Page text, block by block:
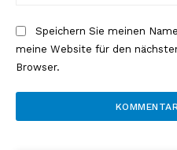
Speichern Sie meinen
meine Website für den
Browser.